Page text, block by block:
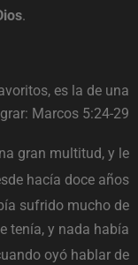
.
es la de una
Marcos 5:24-29
gran multitud, y le
hacía doce años
sufrido mucho de
tenía, y nada había
oyó hablar de